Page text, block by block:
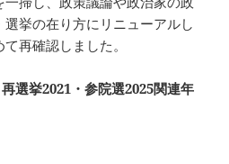
挙の在り方にリニューアルし
再確認しました。
選挙2021・参院選2025関連年